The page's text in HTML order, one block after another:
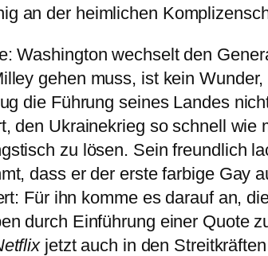
an der heimlichen
Washington wechselt den
gehen muss, ist kein
die Führung seines Landes
den Ukrainekrieg so schnell wie
zu lösen. Sein freundlich
dass er der erste farbige Gay
Für ihn komme es darauf an,
durch Einführung einer Quote
jetzt auch in den